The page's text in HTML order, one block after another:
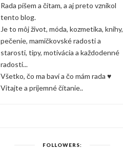
Rada píšem a čítam, a aj preto vznikol
tento blog.
Je to môj život, móda, kozmetika, knihy,
pečenie, mamičkovské radosti a
starosti, tipy, motivácia a každodenné
radosti...
Všetko, čo ma baví a čo mám rada ♥
Vitajte a príjemné čítanie..
FOLLOWERS: